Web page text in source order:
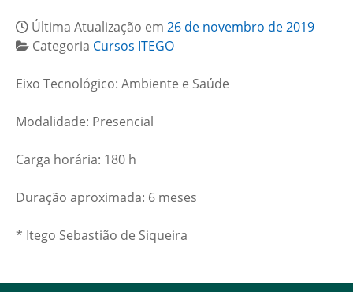
Última Atualização em 26 de novembro de 2019
Categoria Cursos ITEGO
Eixo Tecnológico: Ambiente e Saúde
Modalidade: Presencial
Carga horária: 180 h
Duração aproximada: 6 meses
* Itego Sebastião de Siqueira